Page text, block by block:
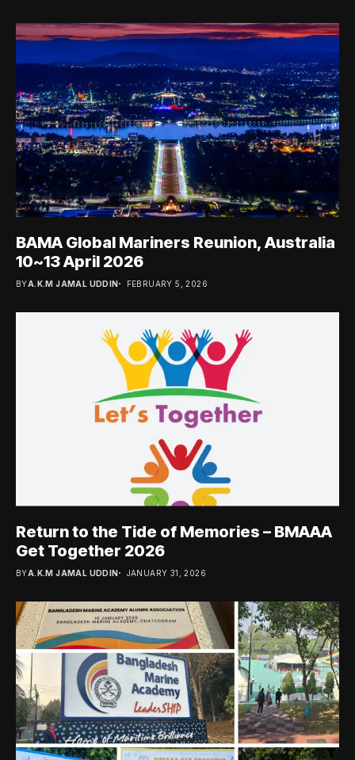
BAMA Global Mariners Reunion, Australia
10~13 April 2026
BYA.K.M JAMAL UDDIN FEBRUARY 5, 2026
Return to the Tide of Memories – BMAAA
Get Together 2026
BYA.K.M JAMAL UDDIN JANUARY 31, 2026